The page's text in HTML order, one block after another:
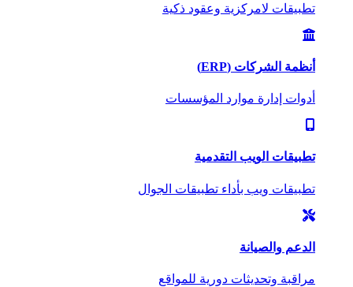
تطبيقات لامركزية وعقود ذكية
أنظمة الشركات (ERP)
أدوات إدارة موارد المؤسسات
تطبيقات الويب التقدمية
تطبيقات ويب بأداء تطبيقات الجوال
الدعم والصيانة
مراقبة وتحديثات دورية للمواقع